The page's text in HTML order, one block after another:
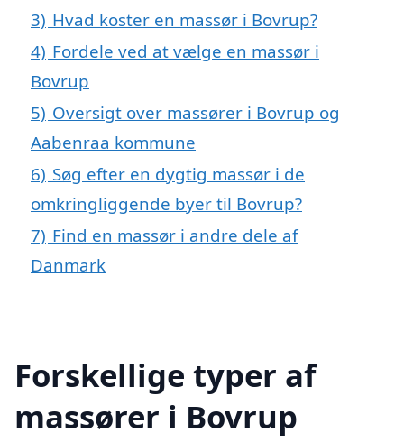
3) Hvad koster en massør i Bovrup?
4) Fordele ved at vælge en massør i
Bovrup
5) Oversigt over massører i Bovrup og
Aabenraa kommune
6) Søg efter en dygtig massør i de
omkringliggende byer til Bovrup?
7) Find en massør i andre dele af
Danmark
Forskellige typer af
massører i Bovrup